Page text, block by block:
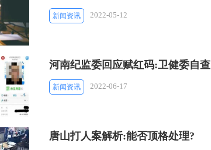
新闻资讯 2022-05-12
河南纪监委回应赋红码:卫健委自查
新闻资讯 2022-06-17
唐山打人案解析:能否顶格处理?